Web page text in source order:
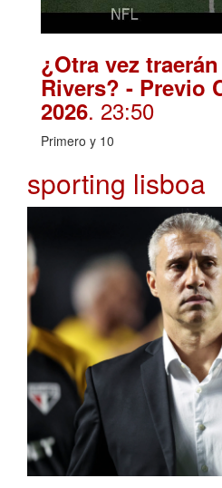
¿Otra vez
Rivers? - Previo
2026. 23:50
Primero y 10
sporting lisboa